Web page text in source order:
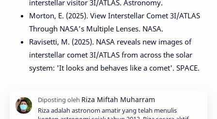
interstellar visitor 3I/ATLAS. Astronomy.
Morton, E. (2025). View Interstellar Comet 3I/ATLAS
Through NASA’s Multiple Lenses. NASA.
Ravisetti, M. (2025). NASA reveals new images of
interstellar comet 3I/ATLAS from across the solar
system: 'It looks and behaves like a comet'. SPACE.
Riza adalah astronom amatir yang telah menulis